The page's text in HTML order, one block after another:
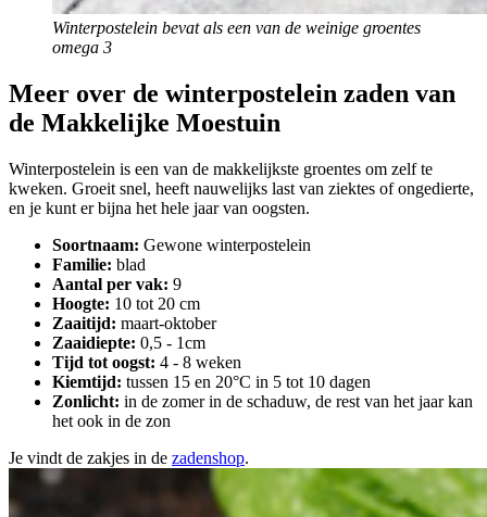
Winterpostelein bevat als een van de weinige groentes
omega 3
Meer over de winterpostelein zaden van
de Makkelijke Moestuin
Winterpostelein is een van de makkelijkste groentes om zelf te
kweken. Groeit snel, heeft nauwelijks last van ziektes of ongedierte,
en je kunt er bijna het hele jaar van oogsten.
Soortnaam: Gewone winterpostelein
Familie: blad
Aantal per vak: 9
Hoogte: 10 tot 20 cm
Zaaitijd: maart-oktober
Zaaidiepte: 0,5 - 1cm
Tijd tot oogst: 4 - 8 weken
Kiemtijd: tussen 15 en 20°C in 5 tot 10 dagen
Zonlicht: in de zomer in de schaduw, de rest van het jaar kan
het ook in de zon
Je vindt de zakjes in de zadenshop.